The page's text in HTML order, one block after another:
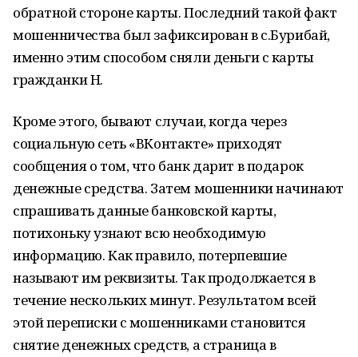
обратной стороне карты. Последний такой факт
мошенничества был зафиксирован в с.Бурибай,
именно этим способом сняли деньги с карты
гражданки Н.
Кроме этого, бывают случаи, когда через
социальную сеть «ВКонтакте» приходят
сообщения о том, что банк дарит в подарок
денежные средства. Затем мошенники начинают
спрашивать данные банковской карты,
потихоньку узнают всю необходимую
информацию. Как правило, потерпевшие
называют им реквизиты. Так продолжается в
течение нескольких минут. Результатом всей
этой переписки с мошенниками становится
снятие денежных средств, а страница в